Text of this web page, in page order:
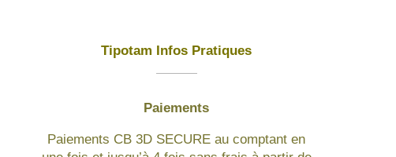
Tipotam Infos Pratiques
Paiements
Paiements CB 3D SECURE au comptant en